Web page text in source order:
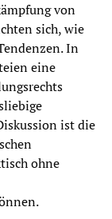
von
sich, wie
In
eine
ist die
ohne